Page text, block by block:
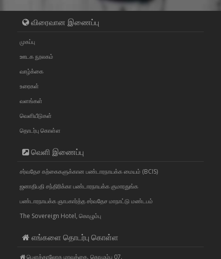
விரைவான இணைப்பு
முகப்பு
ஊடக நூலகம்
வாழ்க்கை
உரைகள்
வளங்கள்
வெளியீடுகள்
தொடர்பு கொள்ள
வெளி இணைப்பு
சர்வதேச கற்கைகளுக்கான பண்டாரநாயக்க மையம் (BCIS)
ஜனாதிபதி சந்திரிக்கா பண்டாரநாயக்க குமாரதுங்க
பண்டாரநாயக்க ஞாபகார்த்த சர்வதேச மாநாட்டு மண்டபம்
The Sovereign Hotel, கொழும்பு
எங்களை தொடர்பு கொள்ள
பௌத்தாலோக மாவத்தை, கொழும்பு 07.